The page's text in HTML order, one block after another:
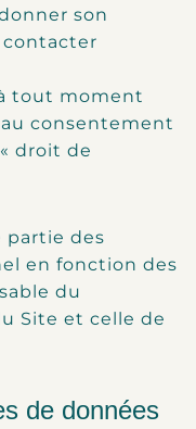
son
contacter
tout moment
consentement
droit de
partie des
en fonction des
du
Site et celle de
de données